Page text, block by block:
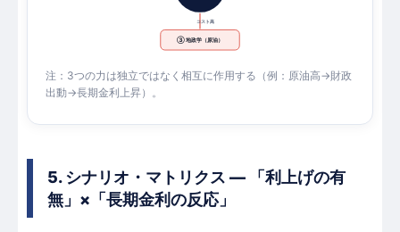
③ 地政学（原油）
コスト高
注：3つの力は独立ではなく相互に作用する（例：原油高→財政
出動→長期金利上昇）。
5. シナリオ・マトリクス — 「利上げの有
無」×「長期金利の反応」